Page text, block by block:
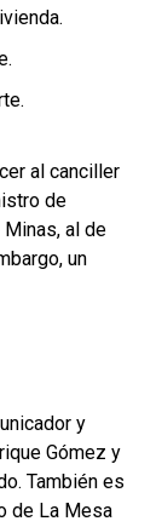
al canciller
de
Minas, al de
un
y
Gómez y
También es
de La Mesa